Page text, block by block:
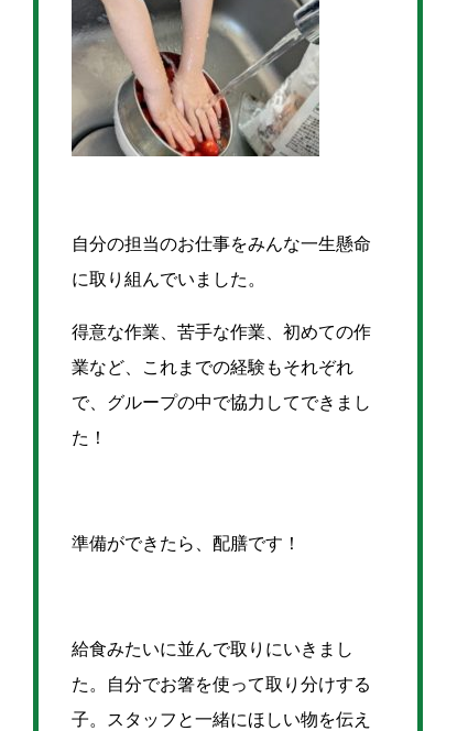
自分の担当のお仕事をみんな一生懸命
に取り組んでいました。
得意な作業、苦手な作業、初めての作
業など、これまでの経験もそれぞれ
で、グループの中で協力してできまし
た！
準備ができたら、配膳です！
給食みたいに並んで取りにいきまし
た。自分でお箸を使って取り分けする
子。スタッフと一緒にほしい物を伝え